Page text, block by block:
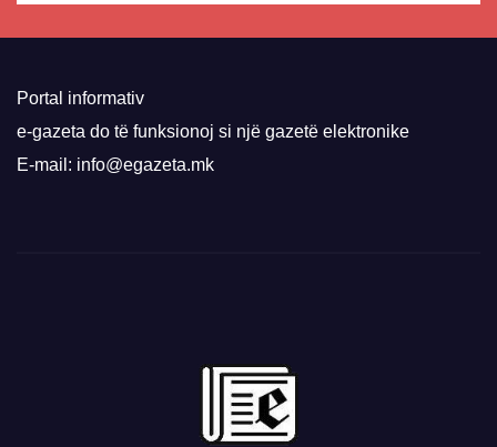
Portal informativ
e-gazeta do të funksionoj si një gazetë elektronike
E-mail: info@egazeta.mk